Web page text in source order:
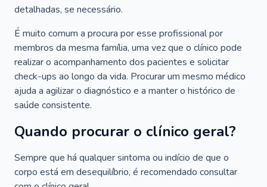
detalhadas, se necessário.
É muito comum a procura por esse profissional por
membros da mesma família, uma vez que o clínico pode
realizar o acompanhamento dos pacientes e solicitar
check-ups ao longo da vida. Procurar um mesmo médico
ajuda a agilizar o diagnóstico e a manter o histórico de
saúde consistente.
Quando procurar o clínico geral?
Sempre que há qualquer sintoma ou indício de que o
corpo está em desequilíbrio, é recomendado consultar